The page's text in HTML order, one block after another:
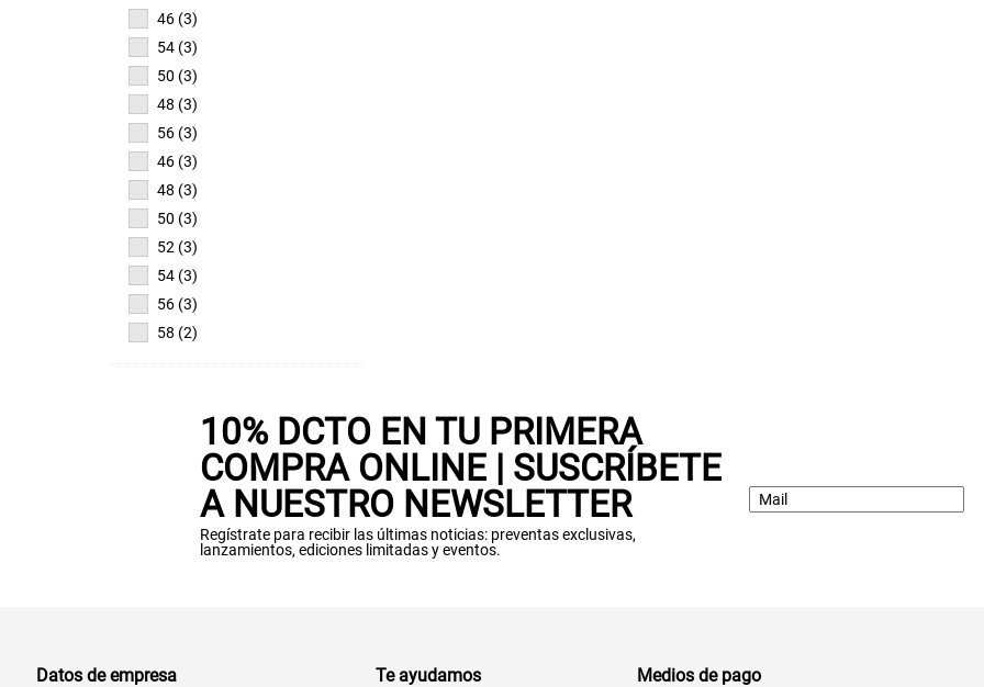
46 (3)
54 (3)
50 (3)
48 (3)
56 (3)
46 (3)
48 (3)
50 (3)
52 (3)
54 (3)
56 (3)
58 (2)
10% DCTO EN TU PRIMERA
COMPRA ONLINE | SUSCRÍBETE
A NUESTRO NEWSLETTER
Regístrate para recibir las últimas noticias: preventas exclusivas,
lanzamientos, ediciones limitadas y eventos.
Datos de empresa Te ayudamos Medios de pago